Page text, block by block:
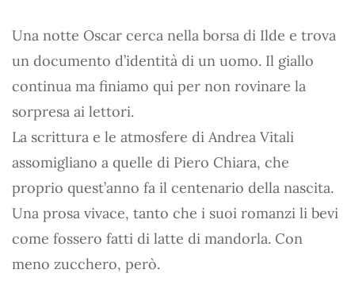
Una notte Oscar cerca nella borsa di Ilde e trova
un documento d’identità di un uomo. Il giallo
continua ma finiamo qui per non rovinare la
sorpresa ai lettori.
La scrittura e le atmosfere di Andrea Vitali
assomigliano a quelle di Piero Chiara, che
proprio quest’anno fa il centenario della nascita.
Una prosa vivace, tanto che i suoi romanzi li bevi
come fossero fatti di latte di mandorla. Con
meno zucchero, però.